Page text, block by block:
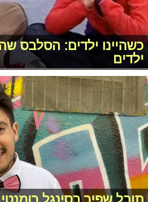
כשהיינו ילדים: הסלבס
ילדים